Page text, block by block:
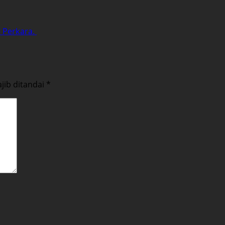
Perkara.
ditandai *